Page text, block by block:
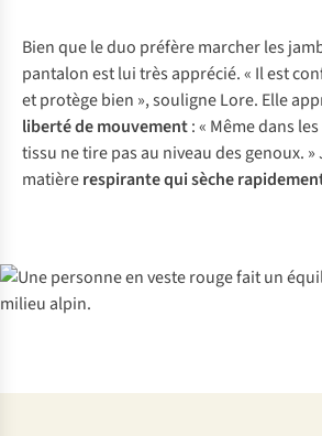
Bien que le duo préfère marcher les
pantalon est lui très apprécié. « Il est
et protège bien », souligne Lore. Elle
liberté de mouvement: « Même dans
tissu ne tire pas au niveau des genoux.
matièrerespirante qui sèche